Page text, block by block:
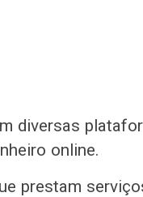
diversas
online.
prestam